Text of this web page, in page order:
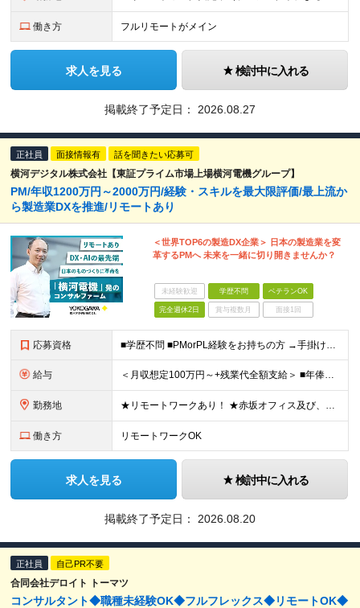
働き方 フルリモートがメイン
求人を見る 検討中に入れる
掲載終了予定日： 2026.08.27
正社員 面接情報有 話を聞きたい応募可
横河デジタル株式会社【東証プライム市場上場横河電機グループ】
PM/年収1200万円～2000万円/経験・スキルを最大限評価/最上流か
ら製造業DXを推進/リモートあり
＜世界TOP6の製造DX企業＞ 日本の製造業を変
革するPMへ 未来を一緒に切り開きませんか？
未経験歓迎 学歴不問 ベテランOK
完全週休2日 賞与複数月 面接1回
応募資格 ■学歴不問 ■PMorPL経験をお持ちの方 →手掛けていたシステムの内容は問いません ＜求める人物像＞ ・主体的に行動できる方 ・製造業の発展に貢献したいという意欲がある方 ・顧客と深く向き合い、本
給与 ＜月収想定100万円～+残業代全額支給＞ ■年俸制(12分割)：1200万円～2000万円 ※経験・スキルを考慮し決定します ※残業代は別途支給します ※試用期間6カ月あり（給与・待遇・雇用形態に差異
勤務地 ★リモートワークあり！ ★赤坂オフィス及び、各プロジェクト先にて勤務していただきます ■赤坂オフィス 東京都港区元赤坂1丁目3-13 赤坂センタービルディング15階 ※転居を伴う転勤なし 【出張
働き方 リモートワークOK
求人を見る 検討中に入れる
掲載終了予定日： 2026.08.20
正社員 自己PR不要
合同会社デロイト トーマツ
コンサルタント◆職種未経験OK◆フルフレックス◆リモートOK◆